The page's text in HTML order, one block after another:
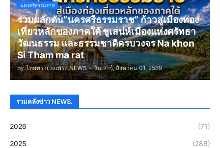
นครศรีธรรมราช
ร่วมผลักดัน“นครศรีธรรมราช” ก้าวสู่เมืองท่อง
เที่ยวหลักของภาคใต้ ชูเสน่ห์เมืองแห่งศรัทธา
วัฒนธรรม และธรรมชาติครบวงจร Na khon
Si Tham ma rat
by ไทยทราเวลเพรส NEWS - วันเสาร์, สิงหาคม 01, 2569
รวมคลังข่าว NEWS.
2026 (71)
2025 (288)